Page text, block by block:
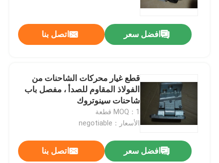
افضل سعر اتصل بنا
قطع غيار محركات الشاحنات من
الفولاذ المقاوم للصدأ ، مفصل باب
شاحنات سينوتروك
AZ1664210041
MOQ：1 قطعة
الأسعار：negotiable
افضل سعر اتصل بنا